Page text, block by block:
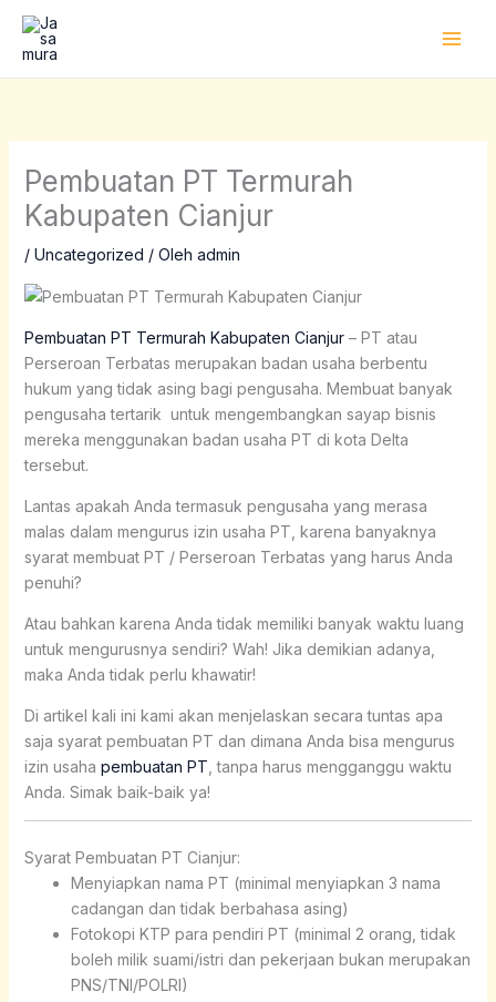
Lewati
konten
Pembuatan PT Termurah
Kabupaten Cianjur
/ Uncategorized / Oleh admin
Pembuatan PT Termurah Kabupaten Cianjur– PT atau
Perseroan Terbatas merupakan badan usaha berbentu
hukum yang tidak asing bagi pengusaha. Membuat banyak
pengusaha tertarik untuk mengembangkan sayap bisnis
mereka menggunakan badan usaha PT di kota Delta
tersebut.
Lantas apakah Anda termasuk pengusaha yang merasa
malas dalam mengurus izin usaha PT, karena banyaknya
syarat membuat PT / Perseroan Terbatas yang harus Anda
penuhi?
Atau bahkan karena Anda tidak memiliki banyak waktu luang
untuk mengurusnya sendiri? Wah! Jika demikian adanya,
maka Anda tidak perlu khawatir!
Di artikel kali ini kami akan menjelaskan secara tuntas apa
saja syarat pembuatan PT dan dimana Anda bisa mengurus
izin usaha pembuatan PT , tanpa harus mengganggu waktu
Anda. Simak baik-baik ya!
Syarat Pembuatan PT Cianjur:
Menyiapkan nama PT (minimal menyiapkan 3 nama
cadangan dan tidak berbahasa asing)
Fotokopi KTP para pendiri PT (minimal 2 orang, tidak
boleh milik suami/istri dan pekerjaan bukan merupakan
PNS/TNI/POLRI)